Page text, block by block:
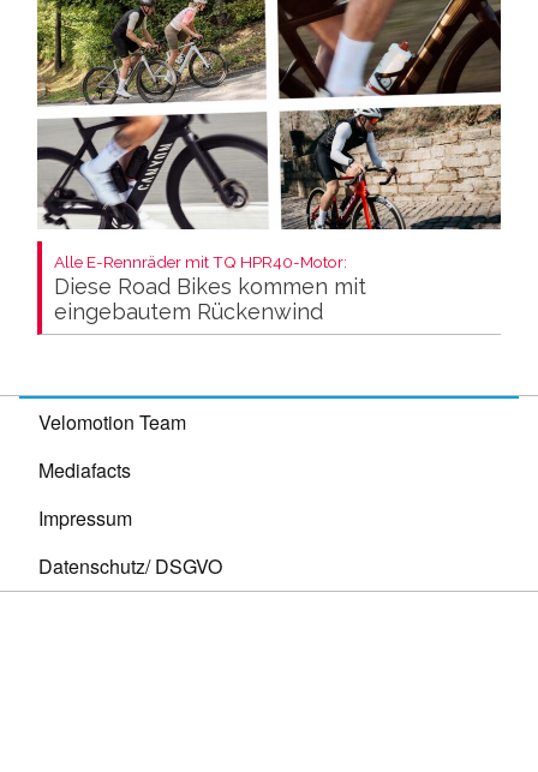
Alle E-Rennräder mit TQ HPR40-Motor:
Diese Road Bikes kommen mit
eingebautem Rückenwind
Velomotion Team
Mediafacts
Impressum
Datenschutz/ DSGVO